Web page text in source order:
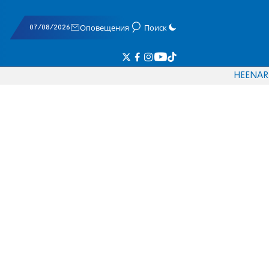
07/08/2026 Оповещения Поиск
HEENAR